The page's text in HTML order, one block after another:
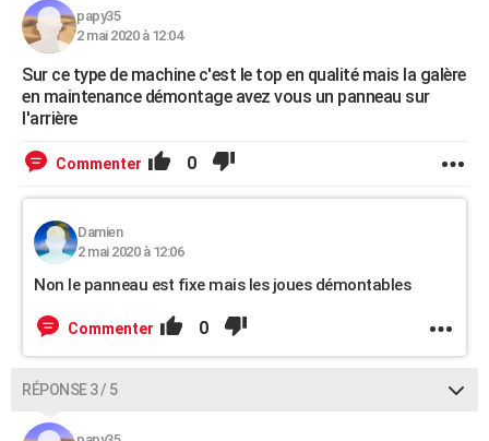
papy35
2 mai 2020 à 12:04
Sur ce type de machine c'est le top en qualité mais la galère
en maintenance démontage avez vous un panneau sur
l'arrière
Commenter 0
Damien
2 mai 2020 à 12:06
Non le panneau est fixe mais les joues démontables
Commenter 0
RÉPONSE 3 / 5